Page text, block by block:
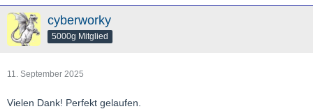
cyberworky
5000g Mitglied
11. September 2025
Vielen Dank! Perfekt gelaufen.